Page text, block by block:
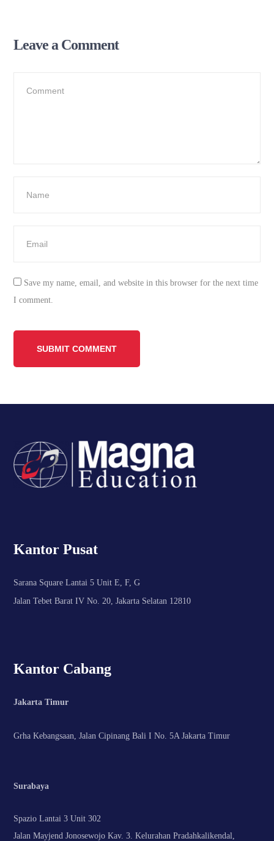
Leave a Comment
Save my name, email, and website in this browser for the next time
I comment.
Kantor Pusat
Sarana Square Lantai 5 Unit E, F, G
Jalan Tebet Barat IV No. 20, Jakarta Selatan 12810
Kantor Cabang
Jakarta Timur
Grha Kebangsaan, Jalan Cipinang Bali I No. 5A Jakarta Timur
Surabaya
Spazio Lantai 3 Unit 302
Jalan Mayjend Jonosewojo Kav. 3. Kelurahan Pradahkalikendal,